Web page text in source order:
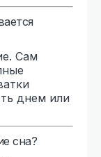
Сам
днем или
сна?